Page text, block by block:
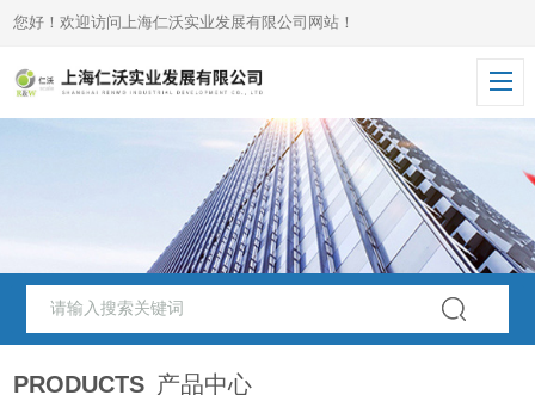
您好！欢迎访问上海仁沃实业发展有限公司网站！
PRODUCTS 产品中心